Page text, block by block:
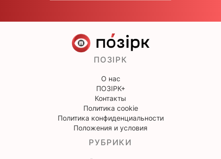
ПОЗІРК
О нас
ПОЗІРК+
Контакты
Политика cookie
Политика конфиденциальности
Положения и условия
РУБРИКИ